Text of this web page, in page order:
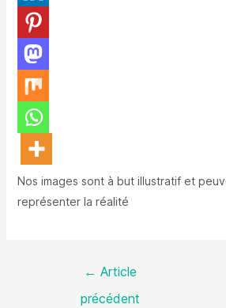
Nos images sont à but illustratif et
représenter la réalité
← Article
précédent